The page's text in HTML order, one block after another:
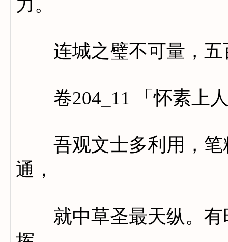
力。
连城之璧不可量，五
卷204_11 「怀素上人
吾观文士多利用，笔
通，
就中草圣最天纵。有